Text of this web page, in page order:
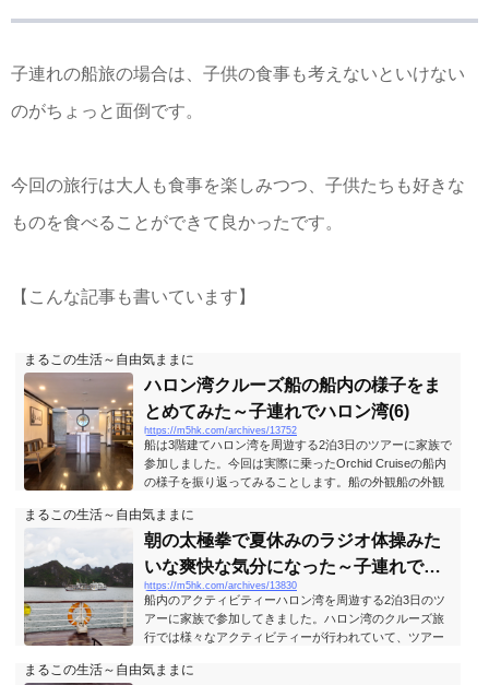
子連れの船旅の場合は、子供の食事も考えないといけない
のがちょっと面倒です。
今回の旅行は大人も食事を楽しみつつ、子供たちも好きな
ものを食べることができて良かったです。
【こんな記事も書いています】
まるこの生活～自由気ままに
ハロン湾クルーズ船の船内の様子をま
とめてみた～子連れでハロン湾(6)
https://m5hk.com/archives/13752
船は3階建てハロン湾を周遊する2泊3日のツアーに家族で
参加しました。今回は実際に乗ったOrchid Cruiseの船内
の様子を振り返ってみることします。船の外観船の外観
すが、自分の船を真横から撮影出来なかったので、全く
同じ形の船を代わりに撮影しました。Orchid Cruiseは客
室が20室のみのゆったりとした船内です。1階船の後方の
入り口から入ると、右側にジムとお手洗いがあって、左
側にスパがあります。後方の入り口はいつも開いてい
て、岸に上がるためのボートが牽引されています...
まるこの生活～自由気ままに
朝の太極拳で夏休みのラジオ体操みた
いな爽快な気分になった～子連れでハ
ロン湾(9)
https://m5hk.com/archives/13830
船内のアクティビティーハロン湾を周遊する2泊3日のツ
アーに家族で参加してきました。ハロン湾のクルーズ旅
行では様々なアクティビティーが行われていて、ツアー
ティーは船内と船外のものがあって、今回は船内のアク
まるこの生活～自由気ままに